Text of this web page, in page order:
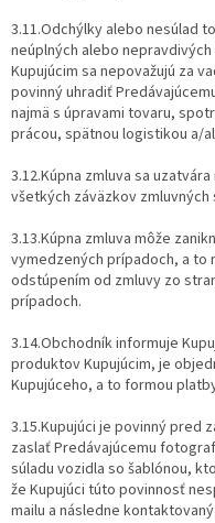
3.11.Odchýlky alebo nesúlad
neúplných alebo
Kupujúcim sa nepovažujú za
povinný uhradiť
najmä s úpravami tovaru,
prácou, spätnou logistikou a/
3.12.Kúpna zmluva sa
všetkých záväzkov zmluvných
3.13.Kúpna zmluva môže
vymedzených prípadoch, a to
odstúpením od zmluvy zo
prípadoch.
3.14.Obchodník informuje
produktov Kupujúcim, je
Kupujúceho, a to formou
3.15.Kupujúci je povinný pred
zaslať Predávajúcemu
súladu vozidla so šablónou,
že Kupujúci túto povinnosť
mailu a následne